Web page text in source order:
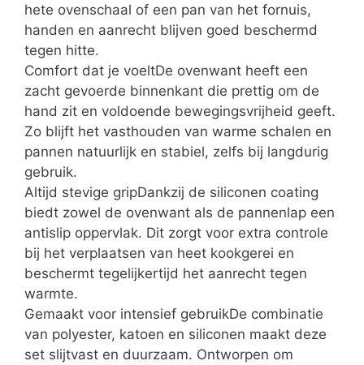
hete ovenschaal of een pan van het fornuis,
handen en aanrecht blijven goed beschermd
tegen hitte.
Comfort dat je voeltDe ovenwant heeft een
zacht gevoerde binnenkant die prettig om de
hand zit en voldoende bewegingsvrijheid geeft.
Zo blijft het vasthouden van warme schalen en
pannen natuurlijk en stabiel, zelfs bij langdurig
gebruik.
Altijd stevige gripDankzij de siliconen coating
biedt zowel de ovenwant als de pannenlap een
antislip oppervlak. Dit zorgt voor extra controle
bij het verplaatsen van heet kookgerei en
beschermt tegelijkertijd het aanrecht tegen
warmte.
Gemaakt voor intensief gebruikDe combinatie
van polyester, katoen en siliconen maakt deze
set slijtvast en duurzaam. Ontworpen om